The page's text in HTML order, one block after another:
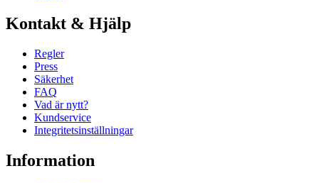
Kontakt & Hjälp
Regler
Press
Säkerhet
FAQ
Vad är nytt?
Kundservice
Integritetsinställningar
Information